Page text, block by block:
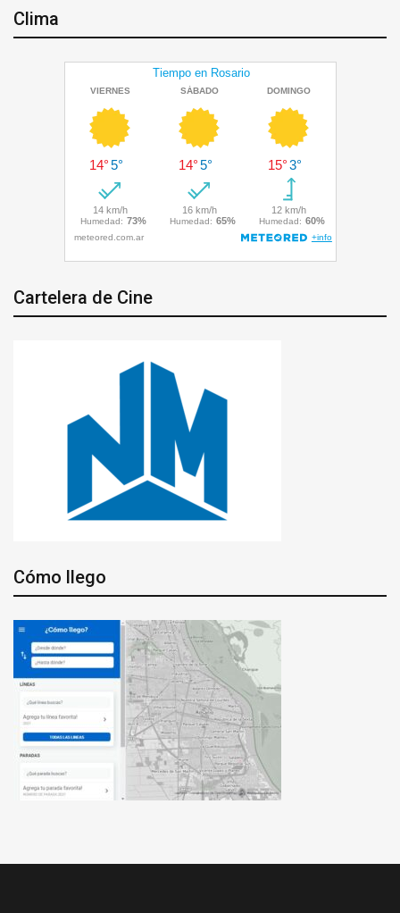
Clima
Cartelera de Cine
Cómo llego